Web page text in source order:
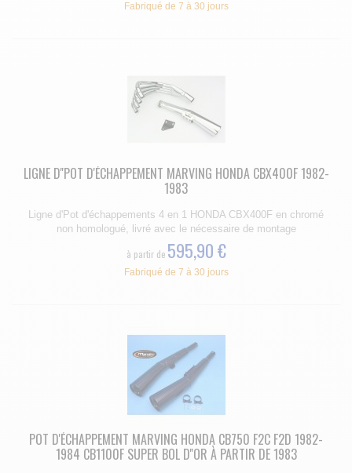
Fabriqué de 7 à 30 jours
LIGNE D''POT D'ÉCHAPPEMENT MARVING HONDA CBX400F 1982-
1983
Ligne d'Pot d'échappements 4 en 1 HONDA CBX400F en chromé
non homologué, livré avec le nécessaire de montage
à partir de 595,90 €
Fabriqué de 7 à 30 jours
POT D'ÉCHAPPEMENT MARVING HONDA CB750 F2C F2D 1982-
1984 CB1100F SUPER BOL D''OR À PARTIR DE 1983